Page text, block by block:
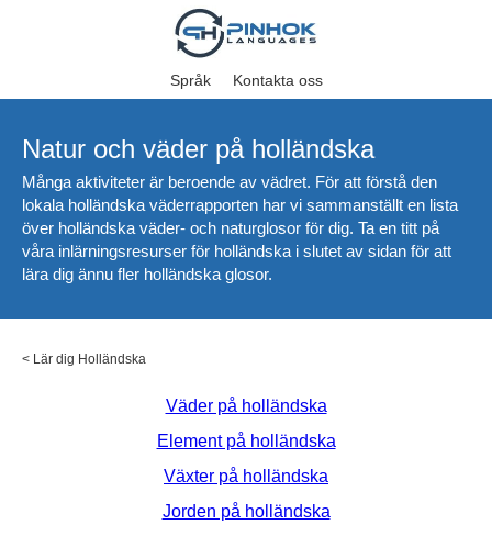
Språk Kontakta oss
Natur och väder på holländska
Många aktiviteter är beroende av vädret. För att förstå den
lokala holländska väderrapporten har vi sammanställt en lista
över holländska väder- och naturglosor för dig. Ta en titt på
våra inlärningsresurser för holländska i slutet av sidan för att
lära dig ännu fler holländska glosor.
< Lär dig Holländska
Väder på holländska
Element på holländska
Växter på holländska
Jorden på holländska